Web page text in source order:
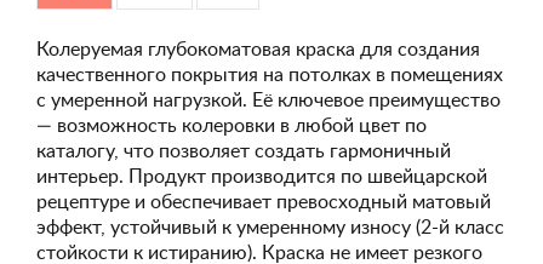
Колеруемая глубокоматовая краска для создания
качественного покрытия на потолках в помещениях
с умеренной нагрузкой. Её ключевое преимущество
— возможность колеровки в любой цвет по
каталогу, что позволяет создать гармоничный
интерьер. Продукт производится по швейцарской
рецептуре и обеспечивает превосходный матовый
эффект, устойчивый к умеренному износу (2-й класс
стойкости к истиранию). Краска не имеет резкого